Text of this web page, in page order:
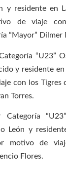
y residente en
de viaje
“Mayor” Dilmer
“U23”
y residente en
con los Tigres
Torres.
Categoría
León y
motivo de
Flores.